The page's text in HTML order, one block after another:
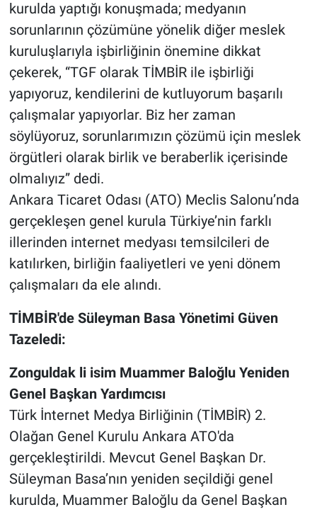
kurulda yaptığı konuşmada; medyanın
sorunlarının çözümüne yönelik diğer meslek
kuruluşlarıyla işbirliğinin önemine dikkat
çekerek, “TGF olarak TİMBİR ile işbirliği
yapıyoruz, kendilerini de kutluyorum başarılı
çalışmalar yapıyorlar. Biz her zaman
söylüyoruz, sorunlarımızın çözümü için meslek
örgütleri olarak birlik ve beraberlik içerisinde
olmalıyız” dedi.
Ankara Ticaret Odası (ATO) Meclis Salonu’nda
gerçekleşen genel kurula Türkiye’nin farklı
illerinden internet medyası temsilcileri de
katılırken, birliğin faaliyetleri ve yeni dönem
çalışmaları da ele alındı.
TİMBİR'de Süleyman Basa Yönetimi Güven
Tazeledi:
Zonguldak li isim Muammer Baloğlu Yeniden
Genel Başkan Yardımcısı
​Türk İnternet Medya Birliğinin (TİMBİR) 2.
Olağan Genel Kurulu Ankara ATO'da
gerçekleştirildi. Mevcut Genel Başkan Dr.
Süleyman Basa’nın yeniden seçildiği genel
kurulda, Muammer Baloğlu da Genel Başkan